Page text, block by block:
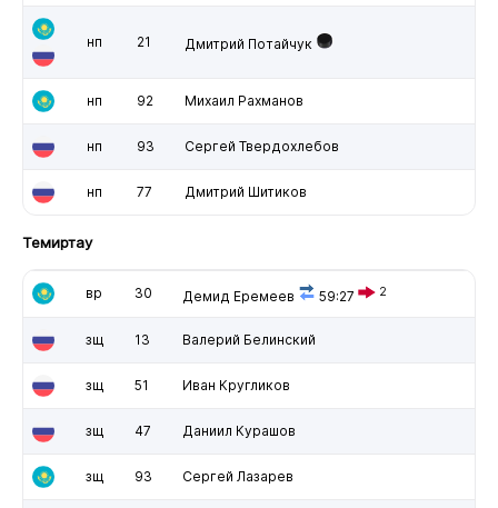
нп 21 Дмитрий Потайчук
нп 92 Михаил Рахманов
нп 93 Сергей Твердохлебов
нп 77 Дмитрий Шитиков
Темиртау
вр 30 Демид Еремеев 59:27 2
зщ 13 Валерий Белинский
зщ 51 Иван Кругликов
зщ 47 Даниил Курашов
зщ 93 Сергей Лазарев